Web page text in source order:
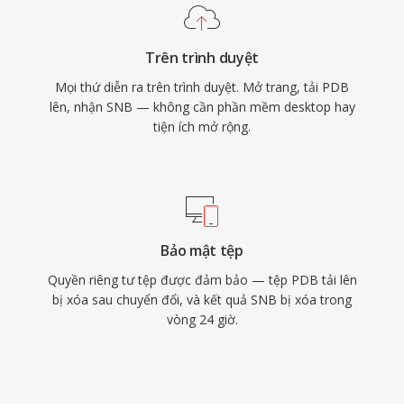
Trên trình duyệt
Mọi thứ diễn ra trên trình duyệt. Mở trang, tải PDB
lên, nhận SNB — không cần phần mềm desktop hay
tiện ích mở rộng.
Bảo mật tệp
Quyền riêng tư tệp được đảm bảo — tệp PDB tải lên
bị xóa sau chuyển đổi, và kết quả SNB bị xóa trong
vòng 24 giờ.